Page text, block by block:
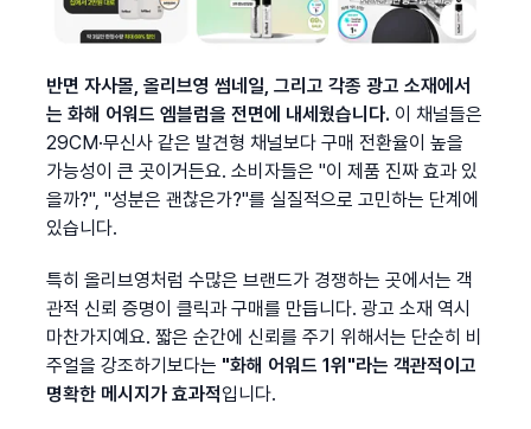
반면 자사몰, 올리브영 썸네일, 그리고 각종 광고 소재에서
는 화해 어워드 엠블럼을 전면에 내세웠습니다. 이 채널들은
29CM·무신사 같은 발견형 채널보다 구매 전환율이 높을
가능성이 큰 곳이거든요. 소비자들은 "이 제품 진짜 효과 있
을까?", "성분은 괜찮은가?"를 실질적으로 고민하는 단계에
있습니다.
특히 올리브영처럼 수많은 브랜드가 경쟁하는 곳에서는 객
관적 신뢰 증명이 클릭과 구매를 만듭니다. 광고 소재 역시
마찬가지예요. 짧은 순간에 신뢰를 주기 위해서는 단순히 비
주얼을 강조하기보다는 "화해 어워드 1위"라는 객관적이고
명확한 메시지가 효과적입니다.